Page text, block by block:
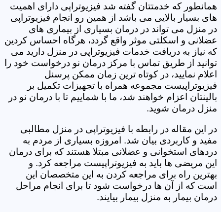
همانطور که خدمتتان گفته شد فیزیوتراپی دارای اهمیت
های بسیار بالایی می باشد از همین رو انجام فیزیوتراپی
در منزل می تواند در درمان بسیاری از بیماری های
عضلانی و اسکلتی موثر واقع گردد، هرگاه احساس کردین
که نیاز به دریافت خدمات فیزیوتراپی در منزل دارید می
توانید از طریق تماس با مرکز درمان نو درخواست خود را
اعلام نمایید، در کوتاه ترین زمان ممکن پرسنل
فیزیوتراپیست مجموعه همراه با تجهیزات تکمیل بر
بالینتان اعزام خواهند شد، ما با شماییم تا با درمان نو در
منزل درمان شوید.
در این مقاله در رابطه با فیزیوتراپی در منزل مطالبی
مفید و کاربردی بیان شد. امروزه بسیاری از مردم به
دردهای استخوانی و عضلانی مبتلا هستند که برای درمان
این مریضی ها باید به فیزیوتراپیست مراجعه کرد. و
بهترین راه برای مراجعه کردن به این متخصصان این
است که از آن ها درخواست شود تا برای انجام مراحل
درمان بیمار به منزل بیمار بیایند.